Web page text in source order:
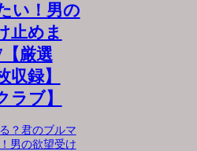
い！男の
止めま
厳選
収録】
ラブ】
？君のブルマ
男の欲望受け